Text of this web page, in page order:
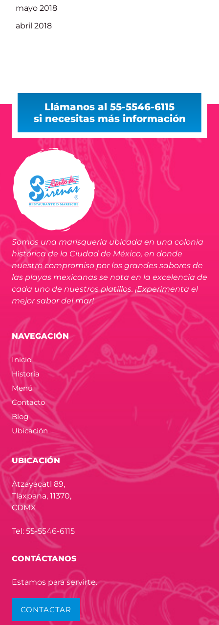
mayo 2018
abril 2018
Llámanos al 55-5546-6115
si necesitas más información
Somos una marisquería ubicada en una colonia
histórica de la Ciudad de México, en donde
nuestro compromiso por los grandes sabores de
las playas mexicanas se nota en la excelencia de
cada uno de nuestros platillos. ¡Experimenta el
mejor sabor del mar!
NAVEGACIÓN
Inicio
Historia
Menú
Contacto
Blog
Ubicación
UBICACIÓN
Atzayacatl 89,
Tlaxpana, 11370,
CDMX
Tel: 55-5546-6115
CONTÁCTANOS
Estamos para servirte.
CONTACTAR